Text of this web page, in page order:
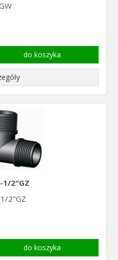
do koszyka
1/2"GZ
2"GZ
do koszyka